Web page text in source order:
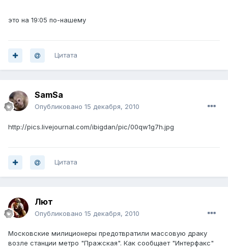
это на 19:05 по-нашему
Цитата
SamSa
Опубликовано 15 декабря, 2010
http://pics.livejournal.com/ibigdan/pic/00qw1g7h.jpg
Цитата
Лют
Опубликовано 15 декабря, 2010
Московские милиционеры предотвратили массовую драку
возле станции метро "Пражская". Как сообщает "Интерфакс"